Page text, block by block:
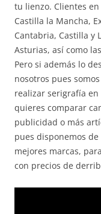
tu lienzo. Clientes
Castilla la Mancha,
Cantabria, Castilla y
Asturias, así como
Pero si además lo
nosotros pues
realizar serigrafía en
quieres comparar
publicidad o más
pues disponemos
mejores marcas,
con precios de